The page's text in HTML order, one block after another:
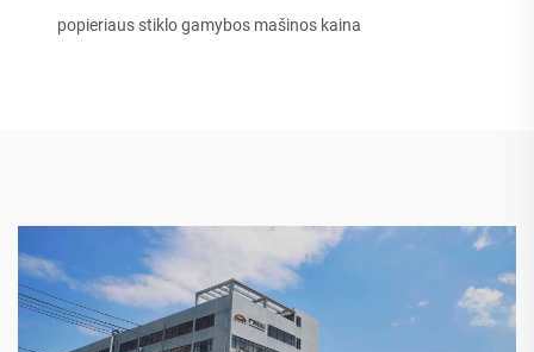
popieriaus stiklo gamybos mašinos kaina